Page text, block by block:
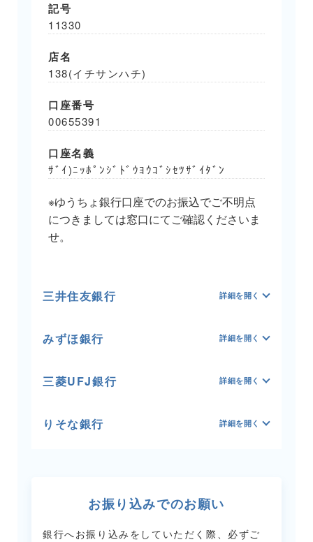
記号
11330
店名
138(イチサンハチ)
口座番号
00655391
口座名義
ｻﾞｲ)ﾆｯﾎﾟﾝｼﾞﾄﾞｳﾖｳｺﾞｼｾﾂｻﾞｲﾀﾞﾝ
※ゆうちょ銀行口座でのお振込でご不明点
につきましては窓口にてご確認くださいま
せ。
三井住友銀行
みずほ銀行
三菱UFJ銀行
りそな銀行
お振り込みでのお願い
銀行へお振り込みをしていただく際、必ずご